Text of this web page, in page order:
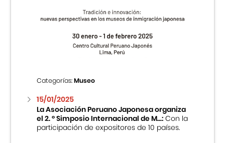
Categorías:Museo
15/01/2025
La Asociación Peruano Japonesa organiza
el 2. ° Simposio Internacional de M...:Con la
participación de expositores de 10 países.